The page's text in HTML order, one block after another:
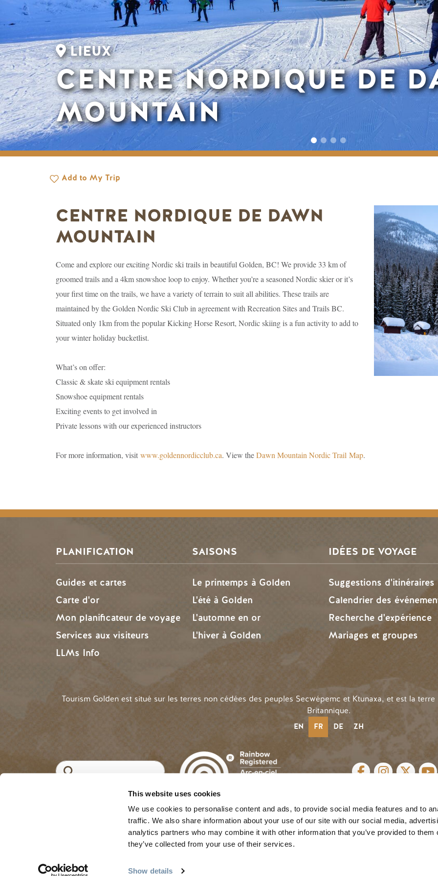
This website uses cookies
We use cookies to personalise content and ads, to provide social media features and to
traffic. We also share information about your use of our site with our social media,
analytics partners who may combine it with other information that you’ve provided to them
they’ve collected from your use of their services.
Show details
LIEUX
CENTRE NORDIQUE DE
MOUNTAIN
Add to My Trip
CENTRE NORDIQUE DE DAWN
MOUNTAIN
Come and explore our exciting Nordic ski trails in beautiful Golden, BC! We provide 33 km of
groomed trails and a 4km snowshoe loop to enjoy. Whether you’re a seasoned Nordic skier or it’s
your first time on the trails, we have a variety of terrain to suit all abilities. These trails are
maintained by the Golden Nordic Ski Club in agreement with Recreation Sites and Trails BC.
Situated only 1km from the popular Kicking Horse Resort, Nordic skiing is a fun activity to add to
your winter holiday bucketlist.
What’s on offer:
Classic & skate ski equipment rentals
Snowshoe equipment rentals
Exciting events to get involved in
Private lessons with our experienced instructors
For more information, visit www.goldennordicclub.ca. View theDawn Mountain Nordic Trail Map.
PLANIFICATION
Guides et cartes
Carte d'or
Mon planificateur de voyage
Services aux visiteurs
LLMs Info
SAISONS
Le printemps à Golden
L'été à Golden
L'automne en or
L'hiver à Golden
IDÉES DE VOYAGE
Suggestions d'itinéraires
Calendrier des
Recherche d'expérience
Mariages et groupes
Tourism Golden est situé sur les terres non cédées des peuples Secwépemc et Ktunaxa, et est la
Britannique.
EN FR DE ZH
Recherche
LIENS SOCIAUX
MENU DU COMPTE D'UTILISATEUR
Se connecter
©2025 Tourism Golden |